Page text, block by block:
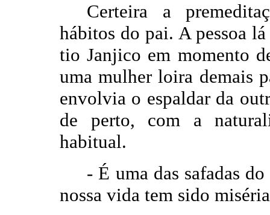
Certeira a
hábitos do pai. A pessoa
tio Janjico em momento
uma mulher loira demais
envolvia o espaldar da
de perto, com a
habitual.
- É uma das safadas
nossa vida tem sido